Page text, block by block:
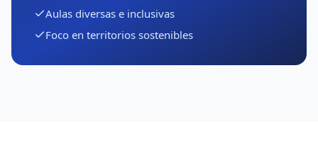
Aulas diversas e inclusivas
Foco en territorios sostenibles